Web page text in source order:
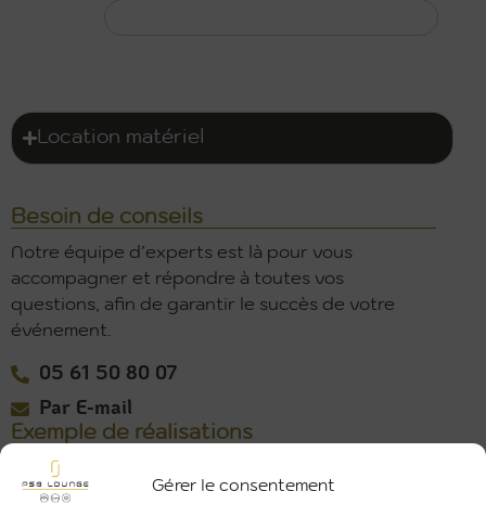
Gérer le consentement
Location matériel
Besoin de conseils
Notre équipe d’experts est là pour vous
accompagner et répondre à toutes vos
questions, afin de garantir le succès de votre
événement.
05 61 50 80 07
Par E-mail
Exemple de réalisations